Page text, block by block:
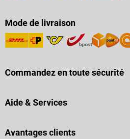
Mode de livraison
Commandez en toute sécurité
Aide & Services
Avantages clients